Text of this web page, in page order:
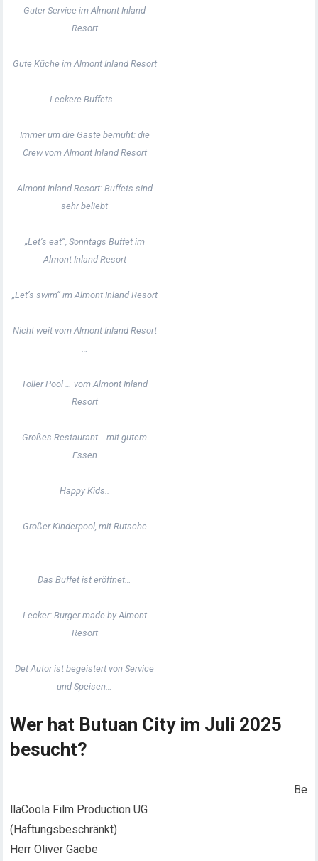
Guter Service im Almont Inland
Resort
Gute Küche im Almont Inland Resort
Leckere Buffets…
Immer um die Gäste bemüht: die
Crew vom Almont Inland Resort
Almont Inland Resort: Buffets sind
sehr beliebt
„Let’s eat“, Sonntags Buffet im
Almont Inland Resort
„Let’s swim“ im Almont Inland Resort
Nicht weit vom Almont Inland Resort
Toller Pool … vom Almont Inland
Resort
Großes Restaurant .. mit gutem
Essen
Happy Kids..
Großer Kinderpool, mit Rutsche
Das Buffet ist eröffnet…
Lecker: Burger made by Almont
Resort
Det Autor ist begeistert von Service
und Speisen…
Wer hat Butuan City im Juli 2025
besucht?
Be
llaCoola Film Production UG
(Haftungsbeschränkt)
Herr Oliver Gaebe